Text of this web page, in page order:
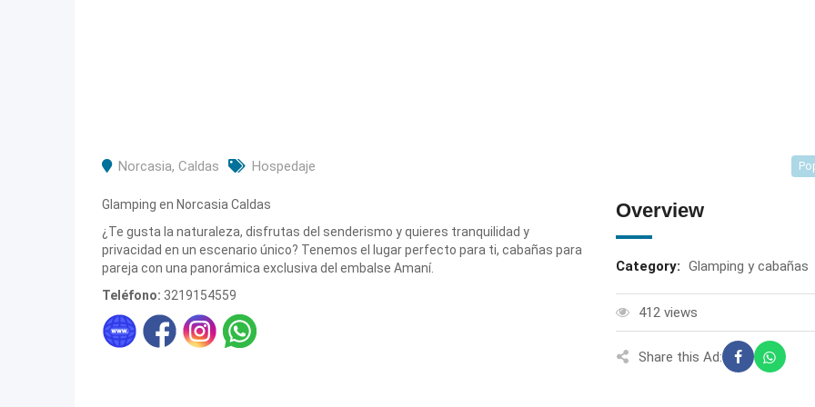
Norcasia, Caldas Hospedaje
Glamping en Norcasia Caldas
¿Te gusta la naturaleza, disfrutas del senderismo y quieres tranquilidad y
privacidad en un escenario único? Tenemos el lugar perfecto para ti, cabañas para
pareja con una panorámica exclusiva del embalse Amaní.
Teléfono: 3219154559
Overview
Category: Glamping y cabañas
412 views
Share this Ad: